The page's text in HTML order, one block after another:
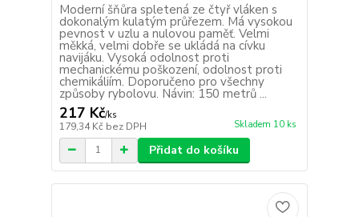
Moderní šňůra spletená ze čtyř vláken s
dokonalým kulatým průřezem. Má vysokou
pevnost v uzlu a nulovou paměť. Velmi
měkká, velmi dobře se ukládá na cívku
navijáku. Vysoká odolnost proti
mechanickému poškození, odolnost proti
chemikáliím. Doporučeno pro všechny
způsoby rybolovu. Návin: 150 metrů ...
217 Kč/ks
179,34 Kč bez DPH Skladem 10 ks
Přidat do košíku